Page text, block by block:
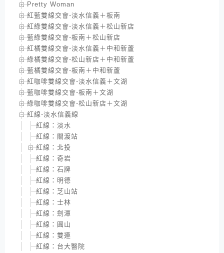
Pretty Woman
紅藍雙線交會-淡水信義＋板南
紅綠雙線交會-淡水信義＋松山新店
藍綠雙線交會-板南＋松山新店
紅橘雙線交會-淡水信義＋中和新蘆
綠橘雙線交會-松山新店＋中和新蘆
藍橘雙線交會-板南＋中和新蘆
紅咖啡雙線交會-淡水信義＋文湖
藍咖啡雙線交會-板南＋文湖
綠咖啡雙線交會-松山新店＋文湖
紅線-淡水信義線
紅線：淡水
紅線：關渡站
紅線：北投
紅線：奇岩
紅線：石牌
紅線：明德
紅線：芝山站
紅線：士林
紅線：劍潭
紅線：圓山
紅線：雙連
紅線：台大醫院